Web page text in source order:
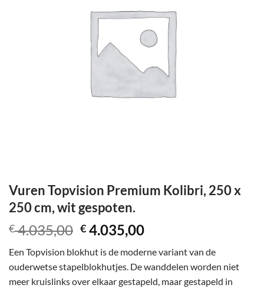
Vuren Topvision Premium Kolibri, 250 x
250 cm, wit gespoten.
€4.035,00 Oorspronkelijke
was:
€ 4.035,00.
€ 4.035,00Huidige
is:
€ 4.035,00.
Een Topvision blokhut is de moderne variant van de
ouderwetse stapelblokhutjes. De wanddelen worden niet
meer kruislinks over elkaar gestapeld, maar gestapeld in